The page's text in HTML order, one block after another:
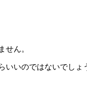
せん。
いいのではないでしょ